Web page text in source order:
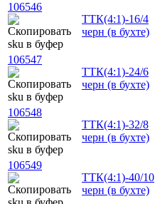
106546
ТТК(4:1)-16/4
черн (в бухте)
106547
ТТК(4:1)-24/6
черн (в бухте)
106548
ТТК(4:1)-32/8
черн (в бухте)
106549
ТТК(4:1)-40/10
черн (в бухте)